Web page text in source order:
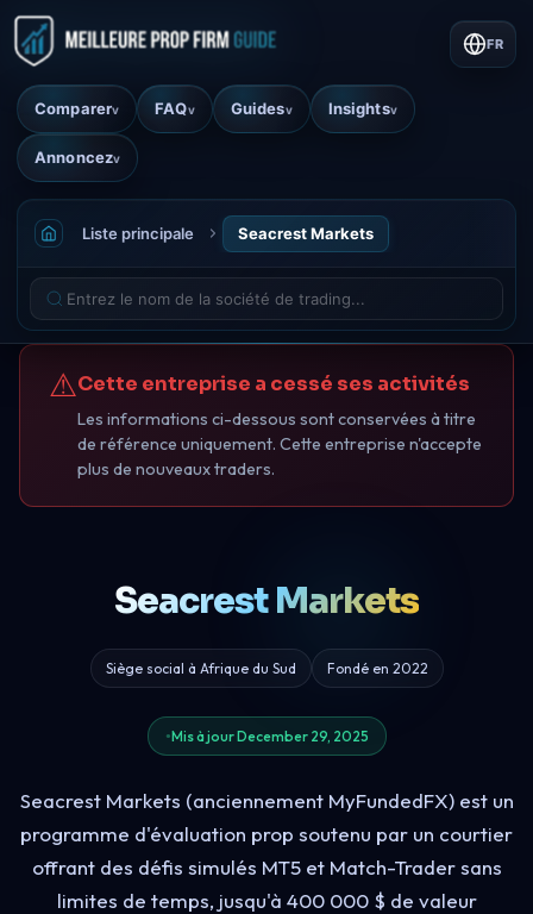
Comparerv FAQv Guidesv Insightsv
Annoncezv
FR
Liste principale Seacrest Markets
⚠Cette entreprise a cessé ses activités
Les informations ci-dessous sont conservées à titre
de référence uniquement. Cette entreprise n'accepte
plus de nouveaux traders.
Seacrest Markets
Siège social à Afrique du Sud Fondé en 2022
Mis à jour December 29, 2025
Seacrest Markets (anciennement MyFundedFX) est un
programme d'évaluation prop soutenu par un courtier
offrant des défis simulés MT5 et Match-Trader sans
limites de temps, jusqu'à 400 000 $ de valeur